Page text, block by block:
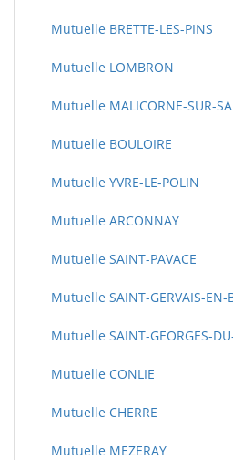
Mutuelle BRETTE-LES-PINS
Mutuelle LOMBRON
Mutuelle MALICORNE-SUR-
Mutuelle BOULOIRE
Mutuelle YVRE-LE-POLIN
Mutuelle ARCONNAY
Mutuelle SAINT-PAVACE
Mutuelle SAINT-GERVAIS-EN-
Mutuelle SAINT-GEORGES-
Mutuelle CONLIE
Mutuelle CHERRE
Mutuelle MEZERAY